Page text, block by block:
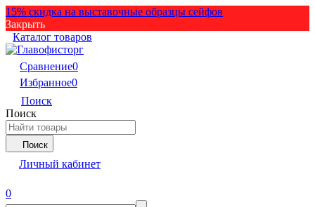
15% скидка на выставочные образцы сейфов
Закрыть
Каталог товаров
Сравнение0
Избранное0
Поиск
Поиск
Поиск
Личный кабинет
0